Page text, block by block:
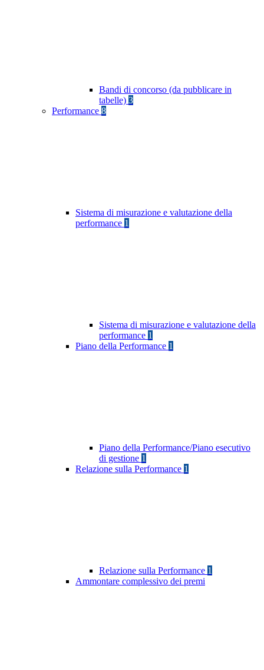
Bandi di concorso (da pubblicare in
tabelle) 3
Performance 8
Sistema di misurazione e valutazione della
performance 1
Sistema di misurazione e valutazione della
performance 1
Piano della Performance 1
Piano della Performance/Piano esecutivo
di gestione 1
Relazione sulla Performance 1
Relazione sulla Performance 1
Ammontare complessivo dei premi